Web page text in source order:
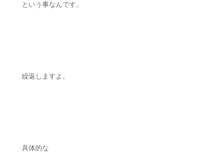
という事なんです。
繰返しますよ。
具体的な